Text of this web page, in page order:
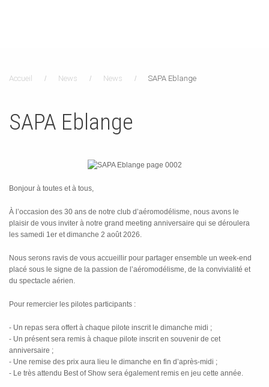
Accueil News News SAPA Eblange
SAPA Eblange
Bonjour à toutes et à tous,
À l’occasion des 30 ans de notre club d’aéromodélisme, nous avons le
plaisir de vous inviter à notre grand meeting anniversaire qui se déroulera
les samedi 1er et dimanche 2 août 2026.
Nous serons ravis de vous accueillir pour partager ensemble un week-end
placé sous le signe de la passion de l’aéromodélisme, de la convivialité et
du spectacle aérien.
Pour remercier les pilotes participants :
- Un repas sera offert à chaque pilote inscrit le dimanche midi ;
- Un présent sera remis à chaque pilote inscrit en souvenir de cet
anniversaire ;
- Une remise des prix aura lieu le dimanche en fin d’après-midi ;
- Le très attendu Best of Show sera également remis en jeu cette année.